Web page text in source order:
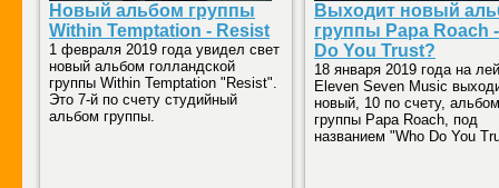
Новый альбом группы
Within Temptation - Resist
1 февраля 2019 года увидел свет
новый альбом голландской
группы Within Temptation "Resist".
Это 7-й по счету студийный
альбом группы.
Выходит новый
группы Papa Roach
Do You Trust?
18 января 2019 года на
Eleven Seven Music
новый, 10 по счету, альбом
группы Papa Roach, под
названием "Who Do You